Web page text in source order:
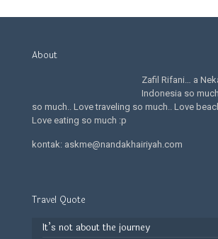
About
Zafil Rifani… a
Indonesia so
so much.. Love traveling so much.. Love
Love eating so much :p
kontak: askme@nandakhairiyah.com
Travel Quote
It’s not about the journey